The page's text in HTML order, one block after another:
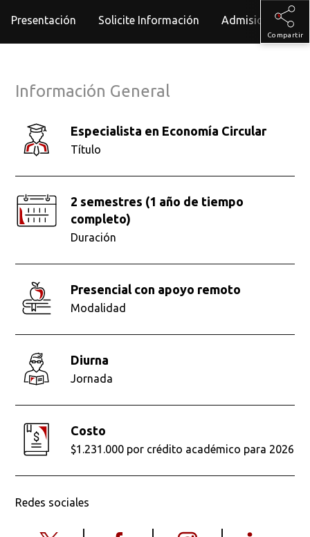
Presentación Solicite Información Admisiones
Compartir
Información General
Especialista en Economía Circular
Título
2 semestres (1 año de tiempo
completo)
Duración
presencial con apoyo remoto
Modalidad
diurna
Jornada
Costo
$1.231.000 por crédito académico para 2026
Redes sociales